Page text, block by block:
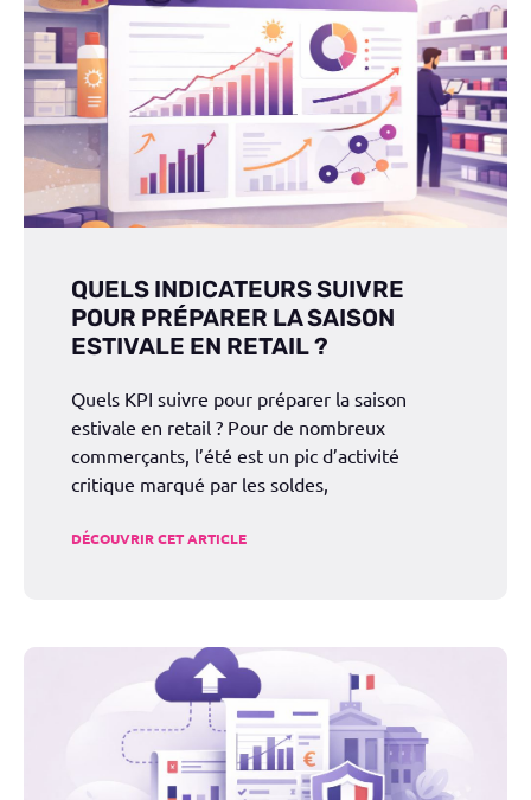
QUELS INDICATEURS SUIVRE
POUR PRÉPARER LA SAISON
ESTIVALE EN RETAIL ?
Quels KPI suivre pour préparer la saison
estivale en retail ? Pour de nombreux
commerçants, l’été est un pic d’activité
critique marqué par les soldes,
DÉCOUVRIR CET ARTICLE